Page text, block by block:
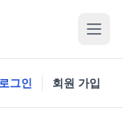
로그인 회원 가입